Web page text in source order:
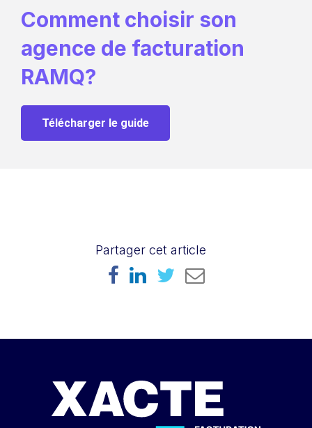
Comment choisir son
agence de facturation
RAMQ?
Télécharger le guide
Partager cet article